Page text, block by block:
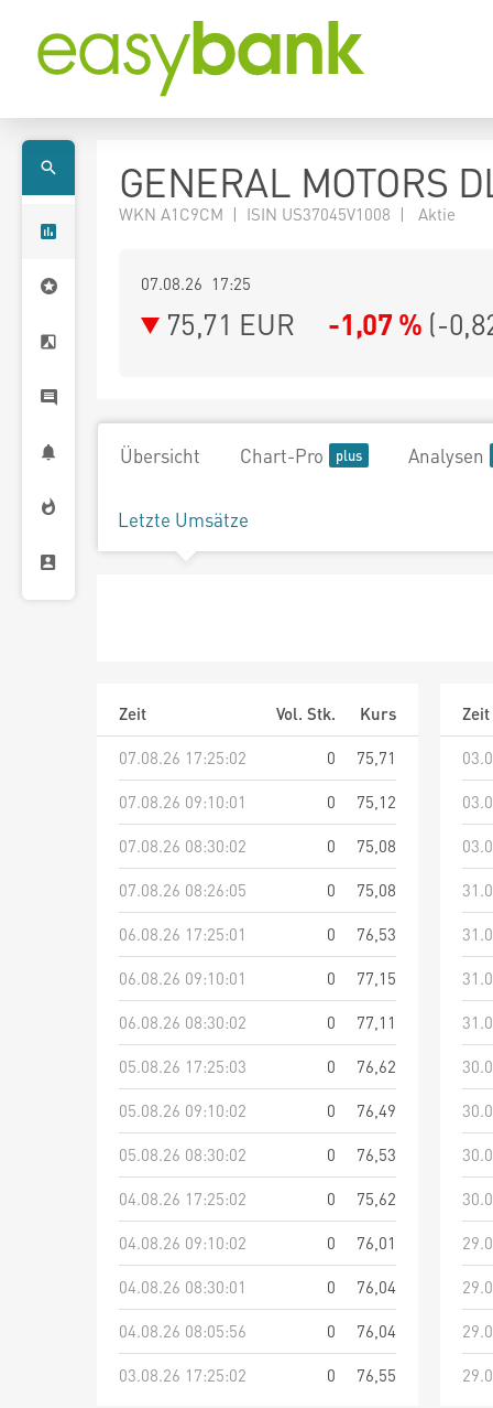
GENERAL MOTORS
WKN A1C9CM | ISIN US37045V1008 | Aktie
07.08.26 17:25
75,71 EUR -1,07 % (-
Übersicht Chart-Pro Analysen
Letzte Umsätze
Zeit Vol. Stk.
Kurs
07.08.26 17:25:02
0
75,71
07.08.26 09:10:01
0
75,12
07.08.26 08:30:02
0
75,08
07.08.26 08:26:05
0
75,08
06.08.26 17:25:01
0
76,53
06.08.26 09:10:01
0
77,15
06.08.26 08:30:02
0
77,11
05.08.26 17:25:03
0
76,62
05.08.26 09:10:02
0
76,49
05.08.26 08:30:02
0
76,53
04.08.26 17:25:02
0
75,62
04.08.26 09:10:02
0
76,01
04.08.26 08:30:01
0
76,04
04.08.26 08:05:56
0
76,04
03.08.26 17:25:02
0 76,55
Zeit